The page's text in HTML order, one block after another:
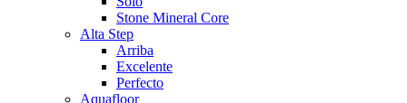
Stone Mineral Core
Alta Step
Arriba
Excelente
Perfecto
Aquafloor